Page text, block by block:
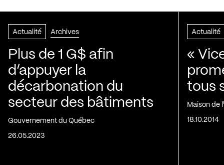
Actualité Archives
Plus de 1 G$ afin
d’appuyer la
décarbonation du
secteur des bâtiments
Gouvernement du Québec
26.05.2023
Actualité
«
tous
Maison de
18.10.2014